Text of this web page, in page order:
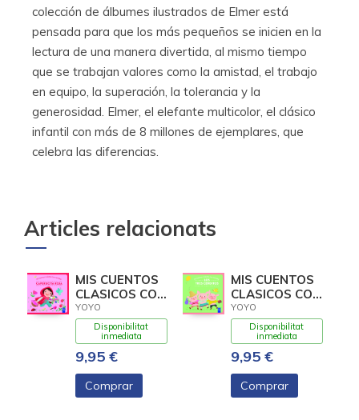
colección de álbumes ilustrados de Elmer está
pensada para que los más pequeños se inicien en la
lectura de una manera divertida, al mismo tiempo
que se trabajan valores como la amistad, el trabajo
en equipo, la superación, la tolerancia y la
generosidad. Elmer, el elefante multicolor, el clásico
infantil con más de 8 millones de ejemplares, que
celebra las diferencias.
Articles relacionats
MIS CUENTOS
CLASICOS CON
TEXTURAS.
CAPERUCITA
ROJA
YOYO
Disponibilitat
inmediata
9,95 €
Comprar
MIS CUENTOS
CLASICOS CON
TEXTURAS.
LOS TRES
CERDIT
YOYO
Disponibilitat
inmediata
9,95 €
Comprar